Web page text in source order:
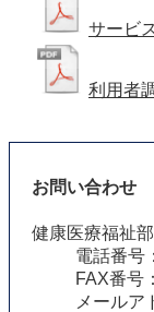
サービ
利用者
お問い合わせ
健康医療福祉
電話番号
FAX番号
メールア